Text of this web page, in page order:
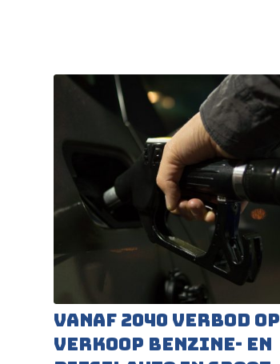
Vanaf 2040 verbod op
verkoop benzine- en